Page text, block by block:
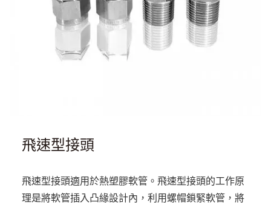
飛速型接頭
飛速型接頭適用於熱塑膠軟管。飛速型接頭的工作原
理是將軟管插入凸緣設計內，利用螺帽鎖緊軟管，將